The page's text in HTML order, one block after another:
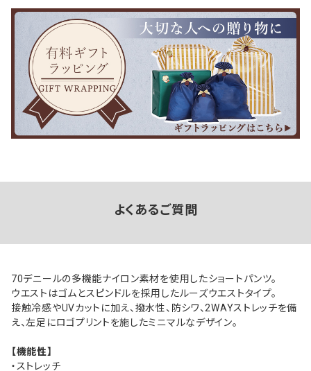
よくあるご質問
70デニールの多機能ナイロン素材を使用したショートパンツ。
ウエストはゴムとスピンドルを採用したルーズウエストタイプ。
接触冷感やUVカットに加え、撥水性、防シワ、2WAYストレッチを備
え、左足にロゴプリントを施したミニマルなデザイン。
【機能性】
・ストレッチ